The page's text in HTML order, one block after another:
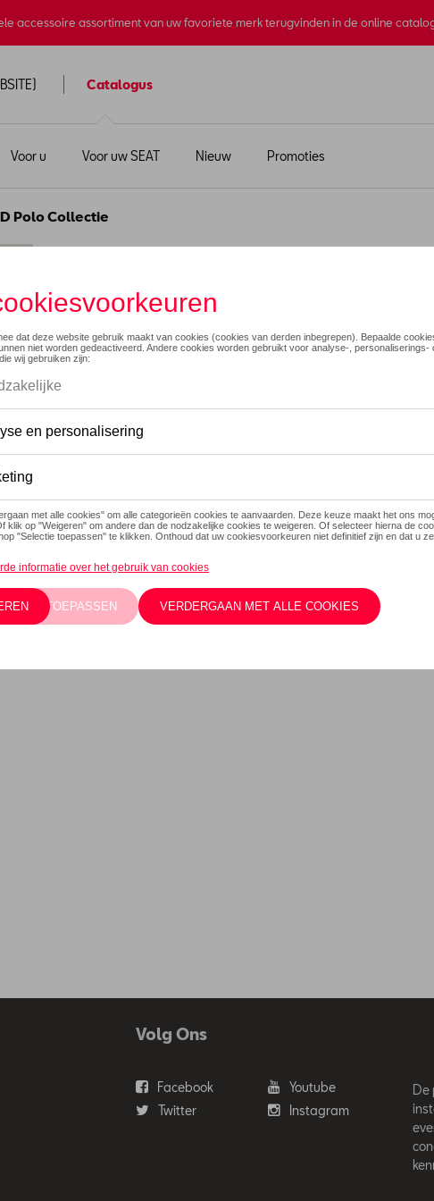
accessoire assortiment van uw favoriete merk terugvinden in de online
Catalogus
Voor u Voor uw SEAT Nieuw Promoties
Polo Collectie
Volg Ons
Facebook
Youtube
Twitter
Instagram
De